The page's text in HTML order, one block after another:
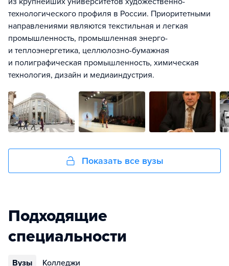
технологического профиля в России. Приоритетными
направлениями являются текстильная и легкая
промышленность, промышленная энерго-
и теплоэнергетика, целлюлозно-бумажная
и полиграфическая промышленность, химическая
технология, дизайн и медиаиндустрия.
Показать все вузы
Подходящие
специальности
Вузы Колледжи